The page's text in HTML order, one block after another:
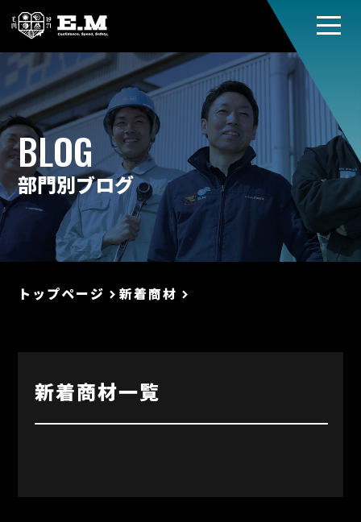
BLOG
部門別ブログ
トップページ keyboard_arrow_right新着商材 keyboard_arrow_right
新着商材一覧